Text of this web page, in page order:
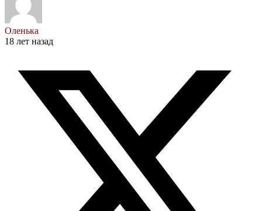
Оленька
18 лет назад